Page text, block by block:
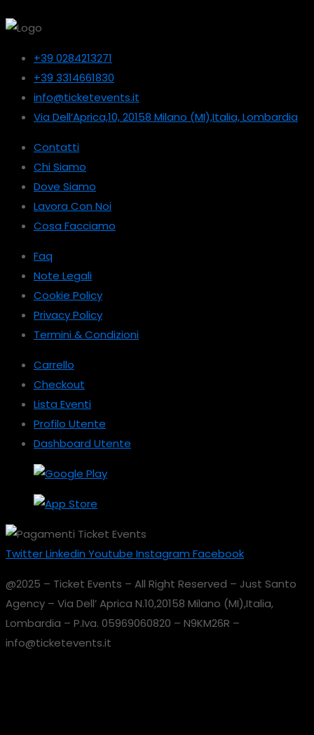
+39 0284213271
+39 3314661830
info@ticketevents.it
Via Dell’Aprica,10, 20158 Milano (MI),Italia, Lombardia
Contatti
Chi Siamo
Dove Siamo
Lavora Con Noi
Cosa Facciamo
Faq
Note Legali
Cookie Policy
Privacy Policy
Termini & Condizioni
Carrello
Checkout
Lista Eventi
Profilo Utente
Dashboard Utente
TwitterLinkedin Youtube Instagram Facebook
@2025 – Ticket Events – All Right Reserved – Just Santo
Agency – Via Dell’ Aprica N.10,20158 Milano (MI),Italia,
Lombardia – P.Iva. 05969060820 – N9KM26R –
info@ticketevents.it